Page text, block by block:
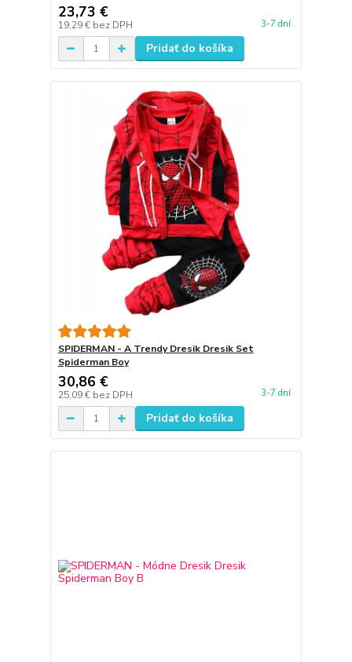
23,73 €
19,29 € bez DPH 3-7 dní
Pridať do košíka
SPIDERMAN - A Trendy Dresik Dresik Set
Spiderman Boy
30,86 €
25,09 € bez DPH 3-7 dní
Pridať do košíka